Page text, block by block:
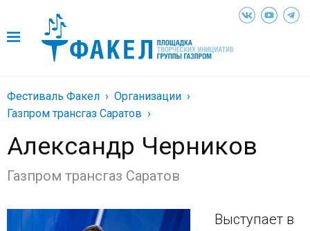
Фестиваль Факел
Организации
Газпром трансгаз Саратов
Александр Черников
Газпром трансгаз Саратов
Выступает в